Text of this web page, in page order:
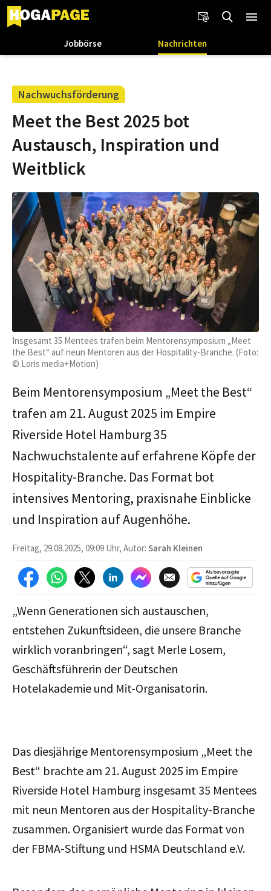
Jobbörse Nachrichten
Nachwuchsförderung
Meet the Best 2025 bot
Austausch, Inspiration und
Weitblick
Insgesamt 35 Mentees trafen beim Mentorensymposium „Meet
the Best“ auf neun Mentoren aus der Hospitality-Branche. (Foto:
© Loris media+Motion)
Beim Mentorensymposium „Meet the Best“
trafen am 21. August 2025 im Empire
Riverside Hotel Hamburg 35
Nachwuchstalente auf erfahrene Köpfe der
Hospitality-Branche. Das Format bot
intensives Mentoring, praxisnahe Einblicke
und Inspiration auf Augenhöhe.
Freitag, 29.08.2025, 09:09 Uhr, Autor: Sarah Kleinen
„Wenn Generationen sich austauschen,
entstehen Zukunftsideen, die unsere Branche
wirklich voranbringen“, sagt Merle Losem,
Geschäftsführerin der Deutschen
Hotelakademie und Mit-Organisatorin.
Das diesjährige Mentorensymposium „Meet the
Best“ brachte am 21. August 2025 im Empire
Riverside Hotel Hamburg insgesamt 35 Mentees
mit neun Mentoren aus der Hospitality-Branche
zusammen. Organisiert wurde das Format von
der FBMA-Stiftung und HSMA Deutschland e.V.